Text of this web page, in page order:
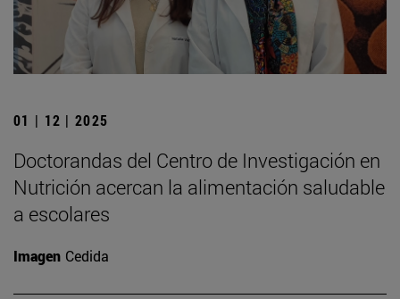
01 | 12 | 2025
Doctorandas del Centro de Investigación en
Nutrición acercan la alimentación saludable
a escolares
Imagen Cedida